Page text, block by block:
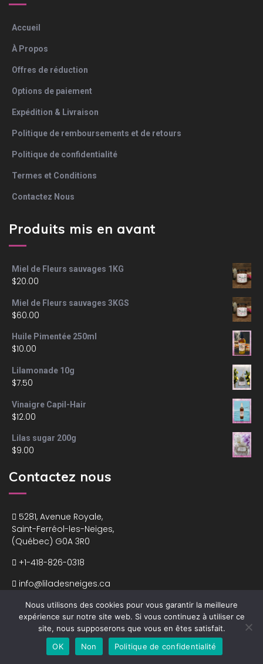
Accueil
À Propos
Offres de réduction
Options de paiement
Expédition & Livraison
Politique de remboursements et de retours
Politique de confidentialité
Termes et Conditions
Contactez Nous
Produits mis en avant
Miel de Fleurs sauvages 1KG
$20.00
Miel de Fleurs sauvages 3KGS
$60.00
Huile Pimentée 250ml
$10.00
Lilamonade 10g
$7.50
Vinaigre Capil-Hair
$12.00
Lilas sugar 200g
$9.00
Contactez nous
5281, Avenue Royale,
Saint-Ferréol-les-Neiges,
(Québec) G0A 3R0
+1-418-826-0318
info@liladesneiges.ca
Lila des Neiges © 2018-2026
Nous utilisons des cookies pour vous garantir la meilleure
expérience sur notre site web. Si vous continuez à utiliser ce
site, nous supposerons que vous en êtes satisfait.
OK
Non Politique de confidentialité